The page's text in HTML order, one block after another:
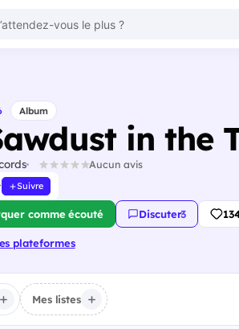
Album
in the
Aucun avis
Suivre
comme écouté Discuter·3
plateformes
Mes listes